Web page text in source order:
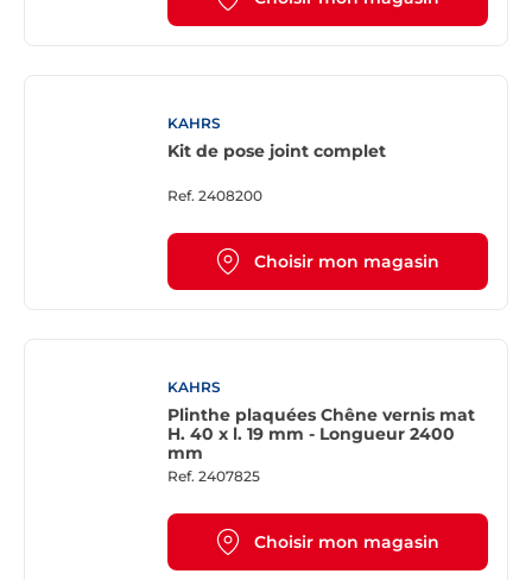
KAHRS
Kit de pose joint complet
Ref. 2408200
Choisir mon magasin
KAHRS
Plinthe plaquées Chêne vernis mat
H. 40 x l. 19 mm - Longueur 2400
mm
Ref. 2407825
Choisir mon magasin